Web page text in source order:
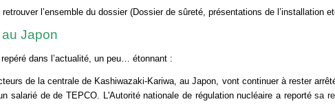
l’ensemble du dossier (Dossier de sûreté, présentations de l’installation
Japon
repéré dans l’actualité, un peu… étonnant :
de la centrale de Kashiwazaki-Kariwa, au Japon, vont continuer à rester
salarié de de TEPCO. L'Autorité nationale de régulation nucléaire a reportésa